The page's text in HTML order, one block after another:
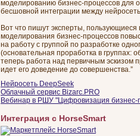
моделированию бизнес-процессов для
бесшовной интеграции между
Вот что пишут эксперты,
моделирования бизнес-процессов
на работу с группой по разработке
(основательная проработка в группах:
теперь работа над первичным эскизом
идет его доведение до совершенства.”
Нейросеть DeepSeek
Облачный сервис Bizarс.PRO
Вебинар в РШУ "Цифровизация бизнес-
Интеграция с HorseSmart